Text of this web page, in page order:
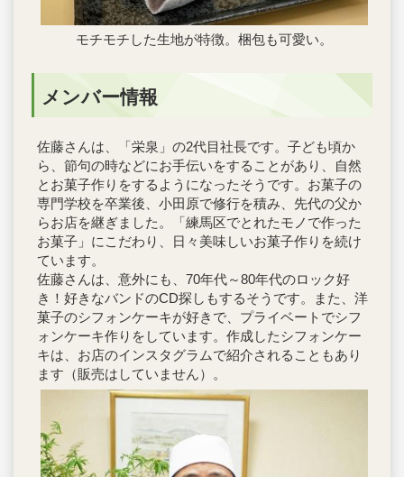
モチモチした生地が特徴。梱包も可愛い。
メンバー情報
佐藤さんは、「栄泉」の2代目社長です。子ども頃か
ら、節句の時などにお手伝いをすることがあり、自然
とお菓子作りをするようになったそうです。お菓子の
専門学校を卒業後、小田原で修行を積み、先代の父か
らお店を継ぎました。「練馬区でとれたモノで作った
お菓子」にこだわり、日々美味しいお菓子作りを続け
ています。
佐藤さんは、意外にも、70年代～80年代のロック好
き！好きなバンドのCD探しもするそうです。また、洋
菓子のシフォンケーキが好きで、プライベートでシフ
ォンケーキ作りをしています。作成したシフォンケー
キは、お店のインスタグラムで紹介されることもあり
ます（販売はしていません）。